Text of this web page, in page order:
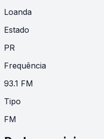
Loanda
Estado
PR
Frequência
93.1 FM
Tipo
FM